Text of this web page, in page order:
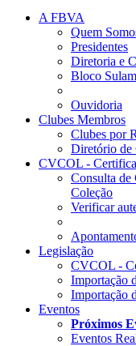
A FBVA
Quem
Presidentes
Diretoria e
Bloco
Ouvidoria
Clubes Membros
Clubes por
Diretório de
CVCOL -
Consulta
Coleção
Verificar
Legislação
CVCOL -
Importação
Importação
Eventos
Próximos
Eventos